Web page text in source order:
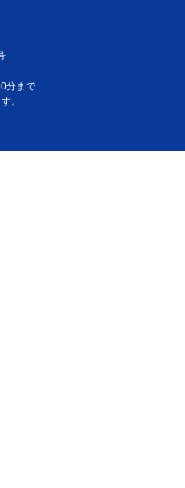
分まで
。